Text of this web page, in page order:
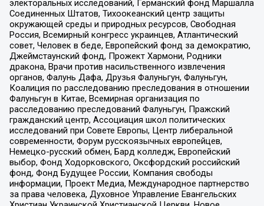
электоральных исследований, Германский фонд Маршалла
Соединенных Штатов, Тихоокеанский центр защиты
окружающей среды и природных ресурсов, Свободная
Россия, Всемирный конгресс украинцев, Атлантический
совет, Человек в беде, Европейский фонд за демократию,
Джеймстаунский фонд, Прожект Хармони, Родники
дракона, Врачи против насильственного извлечения
органов, Фалунь Дафа, Друзья Фалуньгун, Фалуньгун,
Коалиция по расследованию преследования в отношении
Фалуньгун в Китае, Всемирная организация по
расследованию преследований Фалуньгун, Пражский
гражданский центр, Ассоциация школ политических
исследований при Совете Европы, Центр либеральной
современности, Форум русскоязычных европейцев,
Немецко-русский обмен, Бард колледж, Европейский
выбор, Фонд Ходорковского, Оксфордский российский
фонд, Фонд Будущее России, Компания свободы
информации, Проект Медиа, Международное партнерство
за права человека, Духовное Управление Евангельских